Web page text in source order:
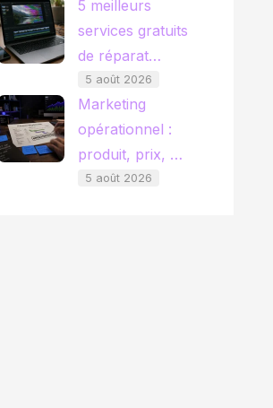
5 meilleurs
services gratuits
de réparat…
5 août 2026
Marketing
opérationnel :
produit, prix, …
5 août 2026